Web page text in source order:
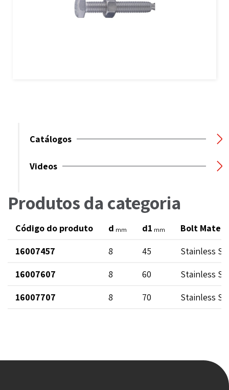
Catálogos
Videos
Produtos da categoria
Código do produto d mm d1 mm
Bolt
16007457
8 45
Stainless
16007607
8 60
Stainless
16007707
8 70 Stainless